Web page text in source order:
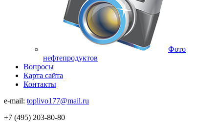
Фото
нефтепродуктов
Вопросы
Карта сайта
Контакты
e-mail: toplivo177@mail.ru
+7 (495) 203-80-80